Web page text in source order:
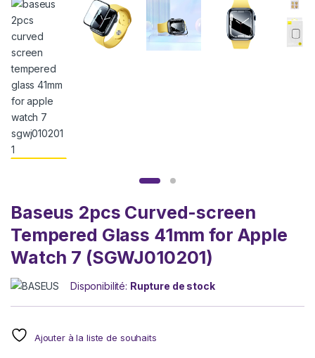
Baseus 2pcs Curved-screen
Tempered Glass 41mm for Apple
Watch 7 (SGWJ010201)
Disponibilité: Rupture de stock
Ajouter à la liste de souhaits